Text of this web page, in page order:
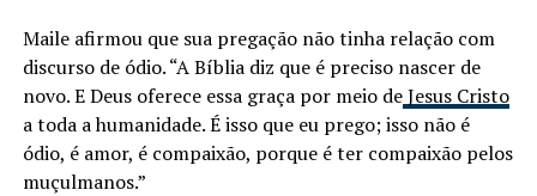
Maile afirmou que sua pregação não tinha relação com
discurso de ódio. “A Bíblia diz que é preciso nascer de
novo. E Deus oferece essa graça por meio deJesus Cristo
a toda a humanidade. É isso que eu prego; isso não é
ódio, é amor, é compaixão, porque é ter compaixão pelos
muçulmanos.”